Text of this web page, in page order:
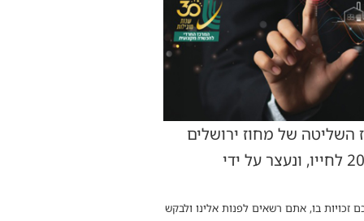
השליטה של מחוז ירושלים
אחר הנהג החשוד שנמלט מהמקום. לפני זמן קצר אותר החשוד- תושב ירושלים בשנות ה-20 לחייו, ונעצר על ידי
זכויות בו, אתם רשאים לפנות אלינו ולבקש